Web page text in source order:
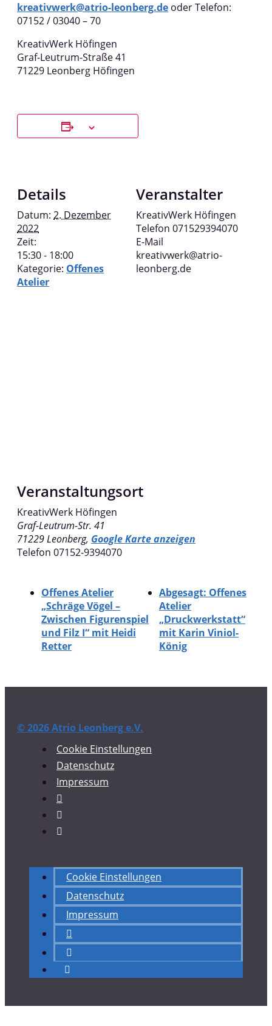
kreativwerk@atrio-leonberg.de oder Telefon:
07152 / 03040 – 70
KreativWerk Höfingen
Graf-Leutrum-Straße 41
71229 Leonberg Höfingen
Details
Datum: 2. Dezember
2022
Zeit:
15:30 - 18:00
Kategorie: Offenes
Atelier
Veranstalter
KreativWerk Höfingen
Telefon 071529394070
E-Mail
kreativwerk@atrio-
leonberg.de
Veranstaltungsort
KreativWerk Höfingen
Graf-Leutrum-Str. 41
71229Leonberg, Google Karte anzeigen
Telefon 07152-9394070
Offenes Atelier
„Schräge Vögel –
Zwischen Figurenspiel
und Filz I“ mit Heidi
Retter
Abgesagt: Offenes
Atelier
„Druckwerkstatt“
mit Karin Viniol-
König
© 2026 Atrio Leonberg e.V.
Cookie Einstellungen
Datenschutz
Impressum
Cookie Einstellungen
Datenschutz
Impressum